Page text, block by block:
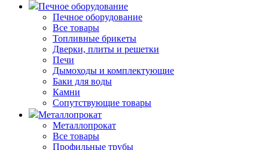
Печное оборудование
Печное оборудование
Все товары
Топливные брикеты
Дверки, плиты и решетки
Печи
Дымоходы и комплектующие
Баки для воды
Камни
Сопутствующие товары
Металлопрокат
Металлопрокат
Все товары
Профильные трубы